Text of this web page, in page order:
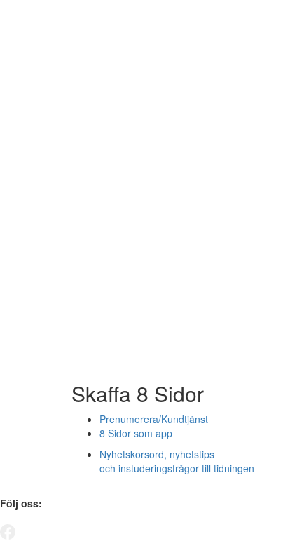
Skaffa 8 Sidor
Prenumerera/Kundtjänst
8 Sidor som app
Nyhetskorsord, nyhetstips
och instuderingsfrågor till tidningen
Följ oss: